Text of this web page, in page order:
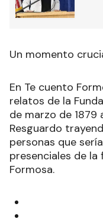
Un momento
En Te cuento
relatos de la
de marzo de
Resguardo
personas que
presenciales de la
Formosa.